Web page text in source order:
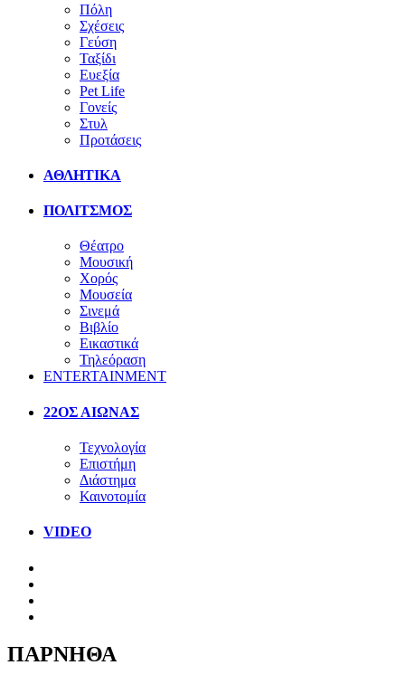
Πόλη
Σχέσεις
Γεύση
Ταξίδι
Ευεξία
Pet Life
Γονείς
Στυλ
Προτάσεις
ΑΘΛΗΤΙΚΑ
ΠΟΛΙΤΣΜΟΣ
Θέατρο
Μουσική
Χορός
Μουσεία
Σινεμά
Βιβλίο
Εικαστικά
Τηλεόραση
ENTERTAINMENT
22ΟΣ ΑΙΩΝΑΣ
Τεχνολογία
Επιστήμη
Διάστημα
Καινοτομία
VIDEO
ΠΑΡΝΗΘΑ